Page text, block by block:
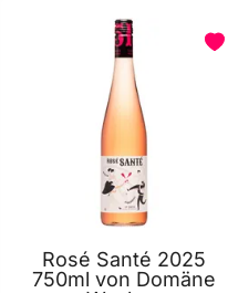
PRODUKTEIGENSCHAFT
Rosé Santé 2025
750ml von Domäne